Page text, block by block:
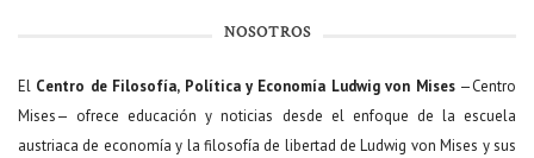
NOSOTROS
El Centro de Filosofía, Política y Economía Ludwig von Mises—Centro
Mises— ofrece educación y noticias desde el enfoque de la escuela
austriaca de economía y la filosofía de libertad de Ludwig von Mises y sus